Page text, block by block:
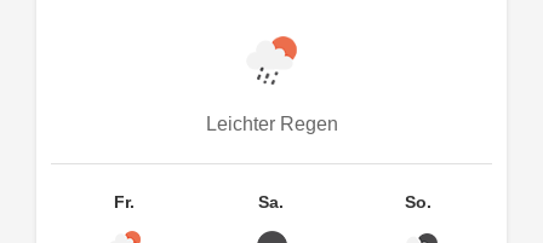
Leichter Regen
Fr. Sa. So.